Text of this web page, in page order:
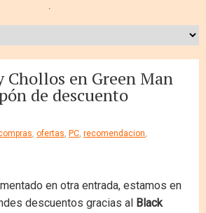
.
Chollos en Green Man
de descuento
, ofertas, PC, recomendacion,
en otra entrada, estamos en
descuentos gracias al Black